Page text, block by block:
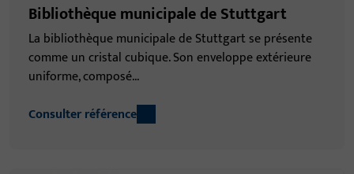
Bibliothèque municipale de Stuttgart
La bibliothèque municipale de Stuttgart se présente
comme un cristal cubique. Son enveloppe extérieure
uniforme, composé...
Consulter référence